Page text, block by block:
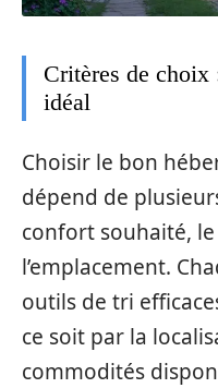
Critères de choix
idéal
Choisir le bon
dépend de
confort souhaité,
l’emplacement.
outils de tri
ce soit par la
commodités